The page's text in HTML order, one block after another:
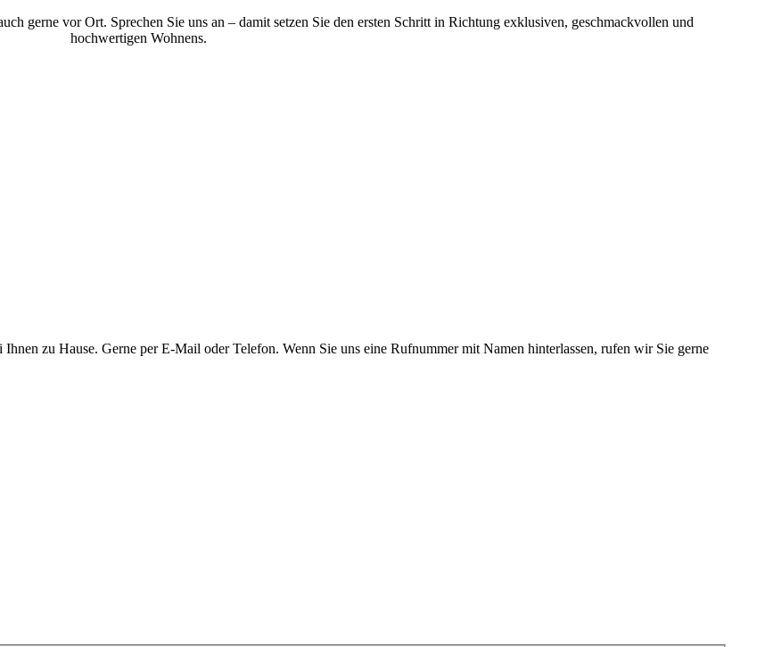
gerne vor Ort. Sprechen Sie uns an – damit setzen Sie den ersten Schritt in Richtung exklusiven, geschmackvollen und
hochwertigen Wohnens.
zu Hause. Gerne per E-Mail oder Telefon. Wenn Sie uns eine Rufnummer mit Namen hinterlassen, rufen wir Sie gerne